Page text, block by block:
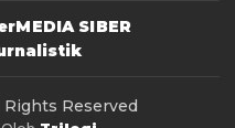
MEDIA SIBER
Reserved